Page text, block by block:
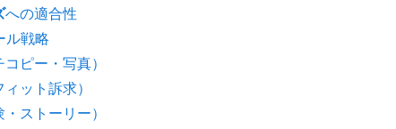
への適合性
ル戦略
ピー・写真）
ット訴求）
ストーリー）